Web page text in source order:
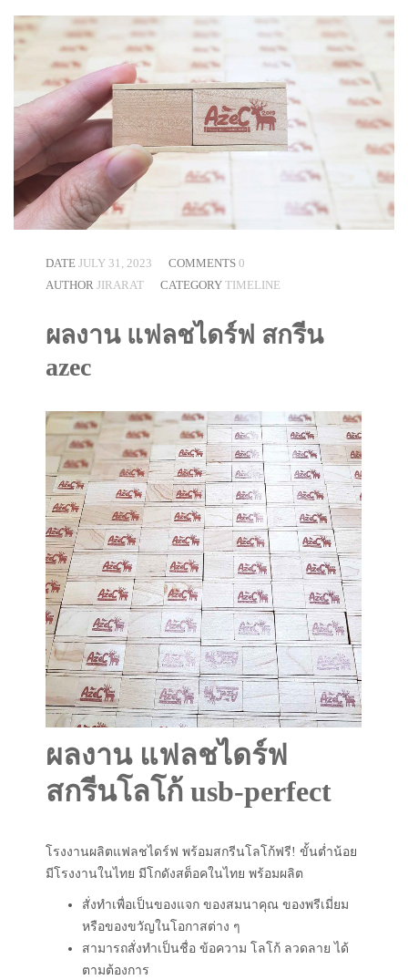
DATE JULY 31, 2023 COMMENTS 0
AUTHOR JIRARAT CATEGORY TIMELINE
ผลงาน แฟลชไดร์ฟ สกรีน
azec
ผลงาน แฟลชไดร์ฟ
สกรีนโลโก้ usb-perfect
โรงงานผลิตแฟลชไดร์ฟ พร้อมสกรีนโลโก้ฟรี! ขั้นต่ำน้อย
มีโรงงานในไทย มีโกดังสต็อคในไทย พร้อมผลิต
สั่งทำเพื่อเป็นของแจก ของสมนาคุณ ของพรีเมี่ยม
หรือของขวัญในโอกาสต่าง ๆ
สามารถสั่งทำเป็นชื่อ ข้อความ โลโก้ ลวดลาย ได้
ตามต้องการ